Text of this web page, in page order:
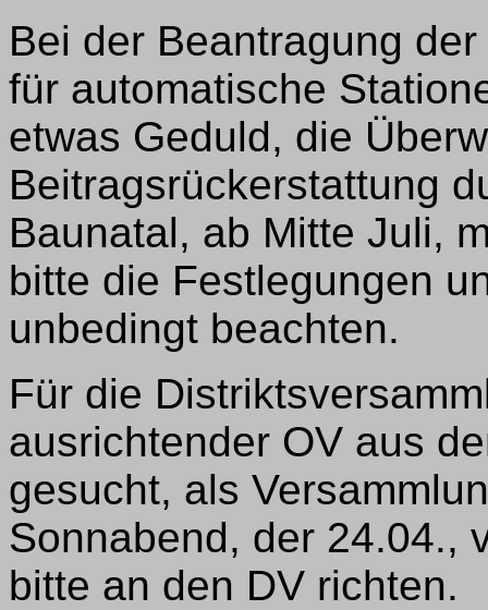
Bei der Beantragung
für automatische
etwas Geduld, die
Beitragsrückerstattung
Baunatal, ab Mitte Juli,
bitte die Festlegungen
unbedingt beachten.
Für die
ausrichtender OV aus
gesucht, als
Sonnabend, der 24.04.,
bitte an den DV richten.